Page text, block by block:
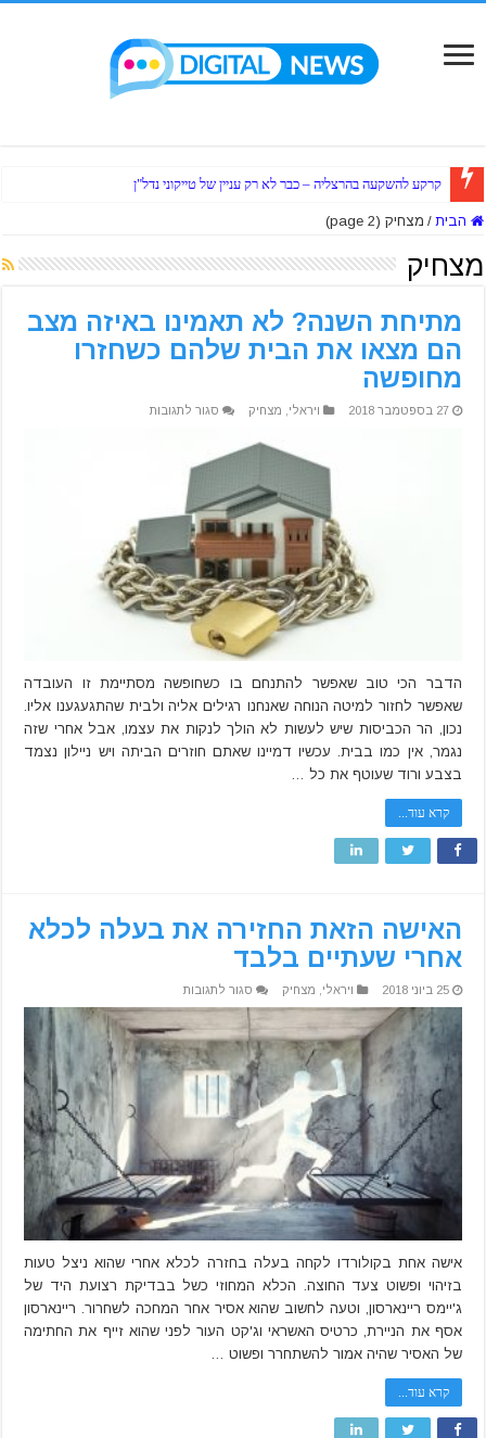
קרקע להשקעה בהרצליה – כבר לא רק עניין של טייקוני נדל"ן
הבית / מצחיק (page 2)
מצחיק
מתיחת השנה? לא תאמינו באיזה מצב
הם מצאו את הבית שלהם כשחזרו
מחופשה
27 בספטמבר 2018 ויראלי מצחיק סגור לתגובותעל
את
הבית
שלהם
כשחזרו
מחופשה
הדבר הכי טוב שאפשר להתנחם בו כשחופשה מסתיימת זו העובדה
שאפשר לחזור למיטה הנוחה שאנחנו רגילים אליה ולבית שהתגעגענו אליו.
נכון, הר הכביסות שיש לעשות לא הולך לנקות את עצמו, אבל אחרי שזה
נגמר, אין כמו בבית. עכשיו דמיינו שאתם חוזרים הביתה ויש ניילון נצמד
בצבע ורוד שעוטף את כל …
קרא עוד...
האישה הזאת החזירה את בעלה לכלא
אחרי שעתיים בלבד
25 ביוני 2018 ויראלי מצחיק סגור לתגובותעל
הזאת
החזירה
את
בעלה
לכלא
אחרי
שעתיים
אישה אחת בקולורדו לקחה בעלה בחזרה לכלא אחרי שהוא ניצל טעות
בזיהוי ופשוט צעד החוצה. הכלא המחוזי כשל בבדיקת רצועת היד של
ג'יימס ריינארסון, וטעה לחשוב שהוא אסיר אחר המחכה לשחרור. ריינארסון
אסף את הניירת, כרטיס האשראי וג'קט העור לפני שהוא זייף את החתימה
של האסיר שהיה אמור להשתחרר ופשוט …
קרא עוד...